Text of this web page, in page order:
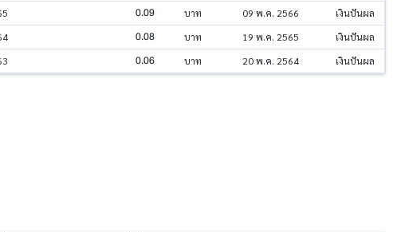
0.09 บาท 09 พ.ค. 2566
เงินปันผล
0.08 บาท 19 พ.ค. 2565
เงินปันผล
0.06 บาท 20 พ.ค. 2564 เงินปันผล